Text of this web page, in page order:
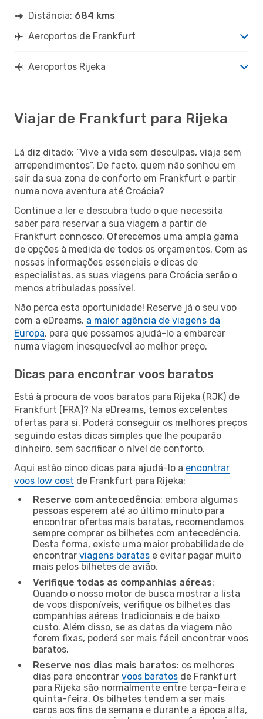
Distância: 684 kms
Aeroportos de Frankfurt
Aeroportos Rijeka
Viajar de Frankfurt para Rijeka
Lá diz ditado: “Vive a vida sem desculpas, viaja sem
arrependimentos”. De facto, quem não sonhou em
sair da sua zona de conforto em Frankfurt e partir
numa nova aventura até Croácia?
Continue a ler e descubra tudo o que necessita
saber para reservar a sua viagem a partir de
Frankfurt connosco. Oferecemos uma ampla gama
de opções à medida de todos os orçamentos. Com as
nossas informações essenciais e dicas de
especialistas, as suas viagens para Croácia serão o
menos atribuladas possível.
Não perca esta oportunidade! Reserve já o seu voo
com a eDreams, a maior agência de viagens da
Europa, para que possamos ajudá-lo a embarcar
numa viagem inesquecível ao melhor preço.
Dicas para encontrar voos baratos
Está à procura de voos baratos para Rijeka (RJK) de
Frankfurt (FRA)? Na eDreams, temos excelentes
ofertas para si. Poderá conseguir os melhores preços
seguindo estas dicas simples que lhe pouparão
dinheiro, sem sacrificar o nível de conforto.
Aqui estão cinco dicas para ajudá-lo a encontrar
voos low cost de Frankfurt para Rijeka:
Reserve com antecedência: embora algumas
pessoas esperem até ao último minuto para
encontrar ofertas mais baratas, recomendamos
sempre comprar os bilhetes com antecedência.
Desta forma, existe uma maior probabilidade de
encontrar viagens baratas e evitar pagar muito
mais pelos bilhetes de avião.
Verifique todas as companhias aéreas:
Quando o nosso motor de busca mostrar a lista
de voos disponíveis, verifique os bilhetes das
companhias aéreas tradicionais e de baixo
custo. Além disso, se as datas da viagem não
forem fixas, poderá ser mais fácil encontrar voos
baratos.
Reserve nos dias mais baratos: os melhores
dias para encontrar voos baratos de Frankfurt
para Rijeka são normalmente entre terça-feira e
quinta-feira. Os bilhetes tendem a ser mais
caros aos fins de semana e durante a época alta,